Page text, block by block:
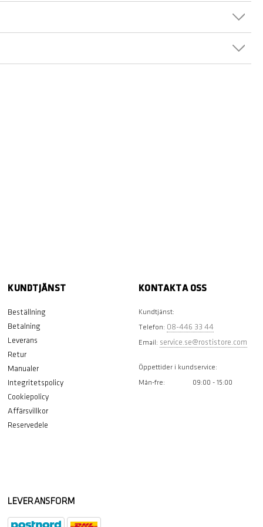
KUNDTJÄNST
Beställning
Betalning
Leverans
Retur
Manualer
Integritetspolicy
Cookiepolicy
Affärsvillkor
Reservedele
KONTAKTA OSS
Kundtjänst:
Telefon: 08-446 33 44
Email: service.se@rostistore.com
Öppettider i kundservice:
Mån-fre: 09:00 - 15:00
LEVERANSFORM